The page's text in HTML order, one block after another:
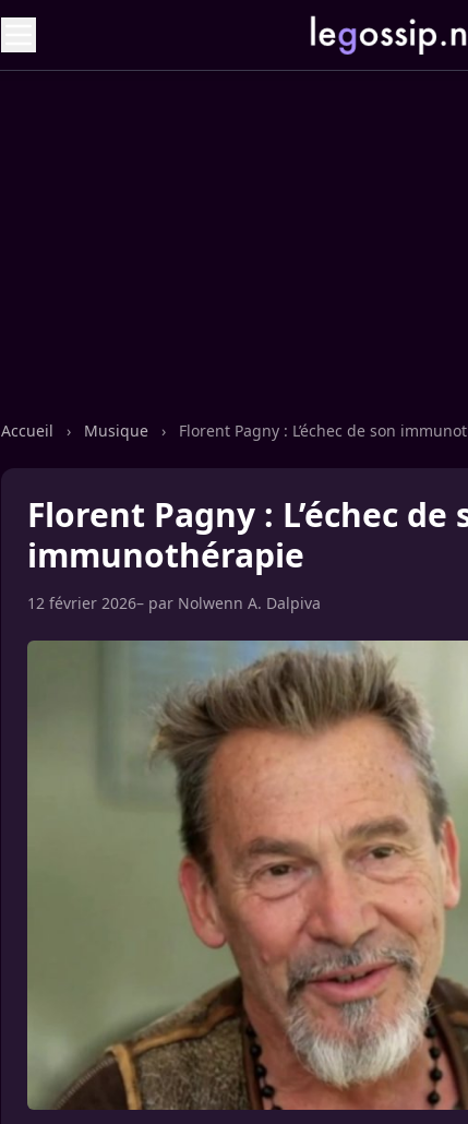
Accueil › Musique › Florent Pagny : L’échec de son
Florent Pagny : L’échec de
immunothérapie
12 février 2026– par Nolwenn A. Dalpiva